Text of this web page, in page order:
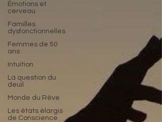
Émotions et
cerveau
Familles
dysfonctionnelles
Femmes de 50
ans
Intuition
La question du
deuil
Monde du Rêve
Les états élargis
de Conscience